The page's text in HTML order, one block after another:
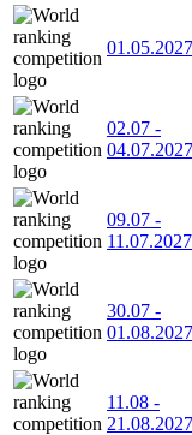
01.05.2027
02.07 -
04.07.2027
09.07 -
11.07.2027
30.07 -
01.08.2027
11.08 -
21.08.2027